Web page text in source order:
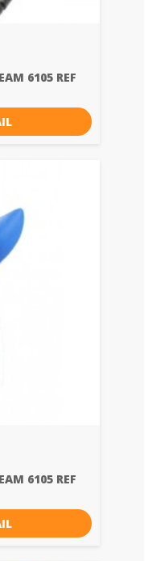
6105 REF
6105 REF